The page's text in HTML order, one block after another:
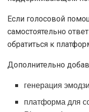
Для активации чат-
написанием текстов
поддерживающем